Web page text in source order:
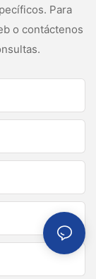
Para
o contáctenos